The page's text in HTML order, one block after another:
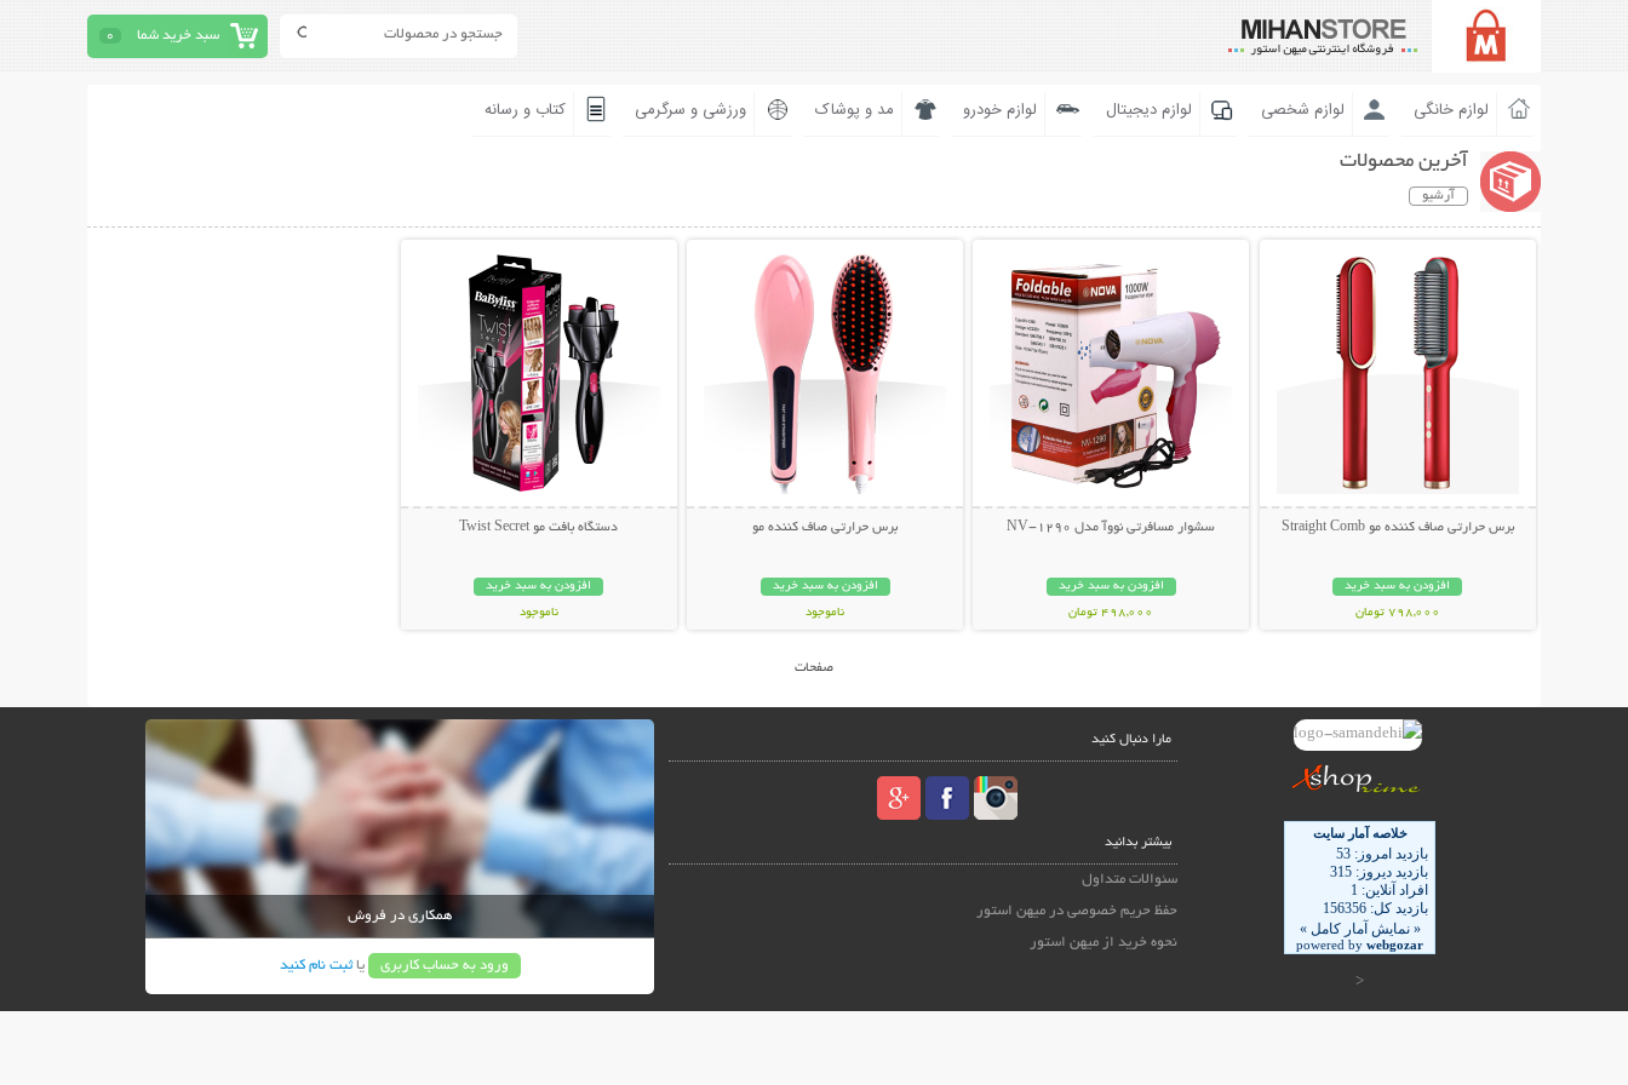
سبد خرید شما 0
لوازم خانگی لوازم شخصی لوازم دیجیتال لوازم خودرو مد و پوشاک ورزشی و سرگرمی کتاب و رسانه
آخرین محصولات
آرشیو
برس حرارتی صاف کننده مو Straight Comb
افزودن به سبد خرید
798,000 تومان
سشوار مسافرتی نووآ مدل NV-1290
افزودن به سبد خرید
498,000 تومان
برس حرارتی صاف کننده مو
افزودن به سبد خرید
ناموجود
دستگاه بافت مو Twist Secret
افزودن به سبد خرید
ناموجود
صفحات
<
مارا دنبال کنید
بیشتر بدانید
سئوالات متداول
حفظ حریم خصوصی در میهن استور
نحوه خرید از میهن استور
همکاری در فروش
ورود به حساب کاربری یاثبت نام کنید